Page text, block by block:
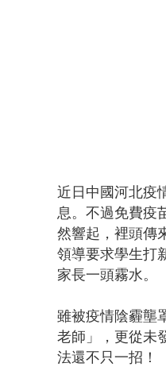
近日中國河北疫
息。不過免費疫
然響起，裡頭傳
領導要求學生打
家長一頭霧水。
雖被疫情陰霾壟
老師」，更從未
法還不只一招！